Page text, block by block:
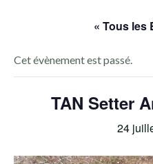
« Tous les
Cet évènement est passé.
TAN Setter
24